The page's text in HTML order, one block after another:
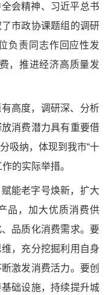
会精神、习近平总书
市政协课题组的调研
负责同志作回应性发
，推进经济高质量发
高度，调研深、分析
消费潜力具有重要借
吸纳，体现到我市“十
的实际举措。
能老字号焕新，扩大
品，加大优质消费供
品质化消费需求。要
，充分挖掘利用自身
激发消费活力。要创
础设施，持续提升城